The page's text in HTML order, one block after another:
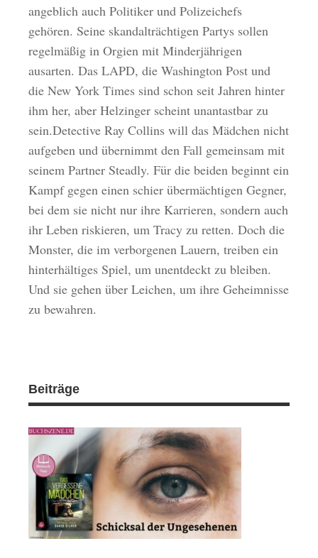
angeblich auch Politiker und Polizeichefs
gehören. Seine skandalträchtigen Partys sollen
regelmäßig in Orgien mit Minderjährigen
ausarten. Das LAPD, die Washington Post und
die New York Times sind schon seit Jahren hinter
ihm her, aber Helzinger scheint unantastbar zu
sein.Detective Ray Collins will das Mädchen nicht
aufgeben und übernimmt den Fall gemeinsam mit
seinem Partner Steadly. Für die beiden beginnt ein
Kampf gegen einen schier übermächtigen Gegner,
bei dem sie nicht nur ihre Karrieren, sondern auch
ihr Leben riskieren, um Tracy zu retten. Doch die
Monster, die im verborgenen Lauern, treiben ein
hinterhältiges Spiel, um unentdeckt zu bleiben.
Und sie gehen über Leichen, um ihre Geheimnisse
zu bewahren.
Beiträge